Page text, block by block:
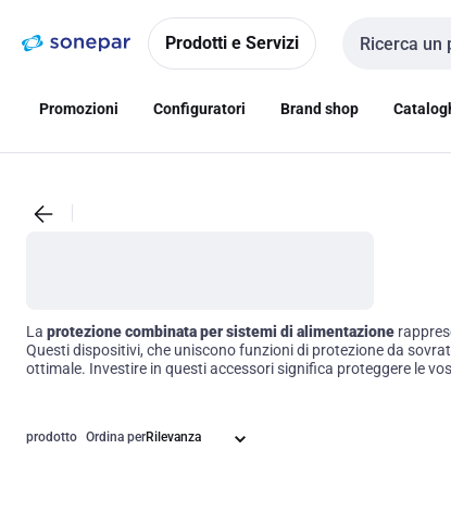
navigazionealla
Prodotti e Servizi
Cerca input
Promozioni Configuratori Brand shop
La protezione combinata per sistemi di alimentazione
Questi dispositivi, che uniscono funzioni di protezione da
ottimale. Investire in questi accessori significa proteggere le
prodotto Ordina per